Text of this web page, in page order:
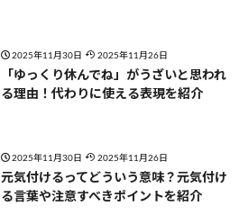
2025年11月30日 2025年11月26日
「ゆっくり休んでね」がうざいと思われ
る理由！代わりに使える表現を紹介
2025年11月30日 2025年11月26日
元気付けるってどういう意味？元気付け
る言葉や注意すべきポイントを紹介